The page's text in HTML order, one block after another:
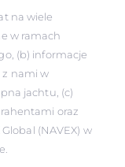
na wiele
w ramach
(b) informacje
nami w
jachtu, (c)
oraz
(NAVEX) w